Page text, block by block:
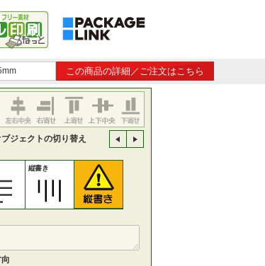
この商品の詳細／ご注文はこちら
ジェクトの切り替え
縦書き